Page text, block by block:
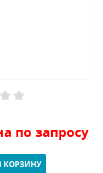
по запросу
КОРЗИНУ